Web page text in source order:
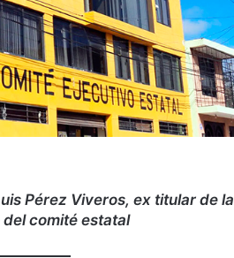
Pérez Viveros, ex titular de la
comité estatal